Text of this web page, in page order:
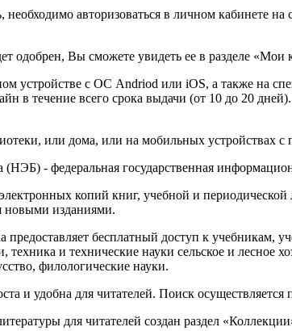
авторизоваться в личном кабинете на
одобрен, Вы сможете увидеть ее в разделе
устройстве с ОС Andriod или iOS, а также на
в течение всего срока выдачи (от 10 до 20
или дома, или на мобильных устройствах
- федеральная государственная
копий книг, учебной и
новыми изданиями.
предоставляет бесплатный доступ к
техника и технические науки сельское и
филологические науки.
и удобна для читателей. Поиск
для читателей создан раздел